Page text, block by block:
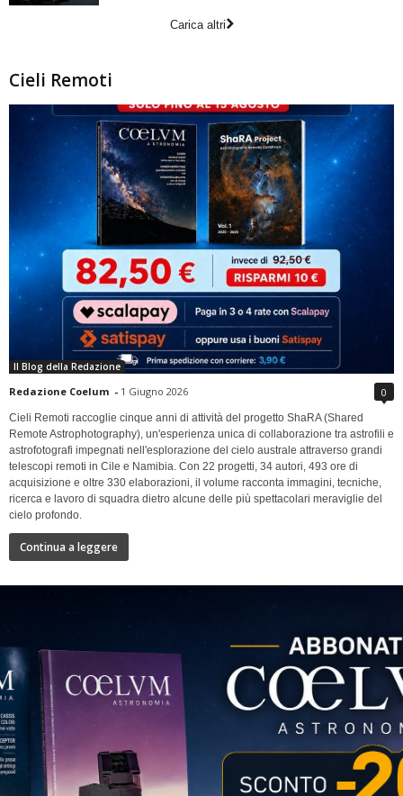
Carica altri
Cieli Remoti
Il Blog della Redazione
Redazione Coelum - 1 Giugno 2026 0
Cieli Remoti raccoglie cinque anni di attività del progetto ShaRA (Shared
Remote Astrophotography), un'esperienza unica di collaborazione tra astrofili e
astrofotografi impegnati nell'esplorazione del cielo australe attraverso grandi
telescopi remoti in Cile e Namibia. Con 22 progetti, 34 autori, 493 ore di
acquisizione e oltre 330 elaborazioni, il volume racconta immagini, tecniche,
ricerca e lavoro di squadra dietro alcune delle più spettacolari meraviglie del
cielo profondo.
Continua a leggere